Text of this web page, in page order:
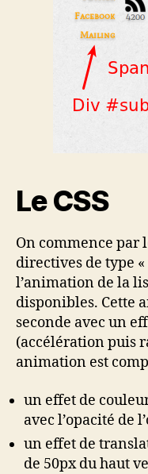
Le CSS
On commence par
directives de type
l’animation de la
disponibles. Cette
seconde avec un
(accélération puis
animation est
un effet de
avec l’opacité de
un effet de
de 50px du haut